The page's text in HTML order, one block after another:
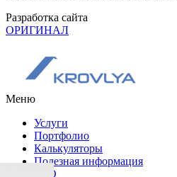
Разработка сайта
ОРИГИНАЛ
Меню
Услуги
Портфолио
Калькуляторы
Полезная информация
FAQ